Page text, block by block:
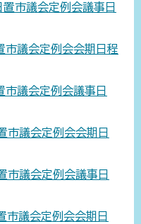
市議会定例会議事日
議会定例会会期日程
議会定例会議事日
議会定例会会期日
議会定例会議事日
議会定例会会期日